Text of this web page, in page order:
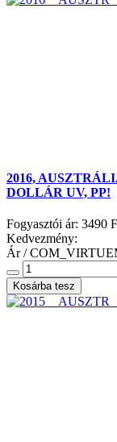
2016,
DOLLÁR UV, PP!
Fogyasztói ár: 3490
Kedvezmény:
Ár /